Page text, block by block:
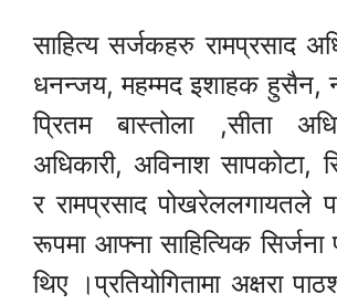
साहित्य सर्जकहरु रामप्रसाद
धनन्जय, महम्मद इशाहक हुसैन,
प्रितम बास्तोला ,सीता
अधिकारी, अविनाश सापकोटा,
र रामप्रसाद पोखरेललगायतले
रूपमा आफ्ना साहित्यिक
थिए ।प्रतियोगितामा अक्षरा